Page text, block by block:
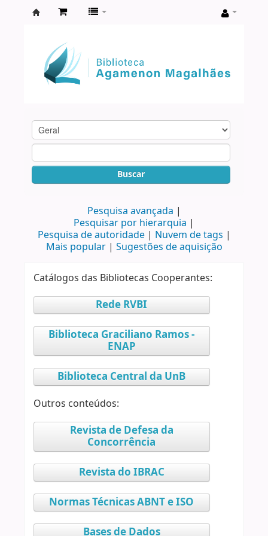
Agamenon
Magalhães
Buscar
Pesquisa avançada
Pesquisar por hierarquia
Pesquisa de autoridade
Nuvem de tags
Mais popular
Sugestões de aquisição
Catálogos das Bibliotecas Cooperantes:
Rede RVBI
Biblioteca Graciliano Ramos -
ENAP
Biblioteca Central da UnB
Outros conteúdos:
Revista de Defesa da
Concorrência
Revista do IBRAC
Normas Técnicas ABNT e ISO
Bases de Dados